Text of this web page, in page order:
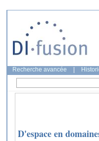
Recherche avancée
D'espace en